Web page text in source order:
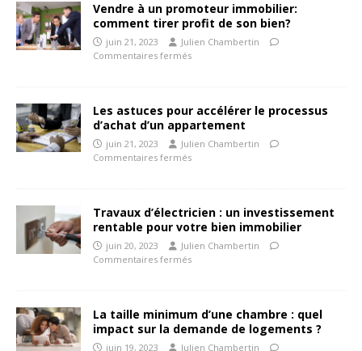
Vendre à un promoteur immobilier:
comment tirer profit de son bien?
juin 21, 2023
Julien Chambertin
Commentaires fermés
Les astuces pour accélérer le processus
d’achat d’un appartement
juin 21, 2023
Julien Chambertin
Commentaires fermés
Travaux d’électricien : un investissement
rentable pour votre bien immobilier
juin 20, 2023
Julien Chambertin
Commentaires fermés
La taille minimum d’une chambre : quel
impact sur la demande de logements ?
juin 19, 2023 Julien Chambertin